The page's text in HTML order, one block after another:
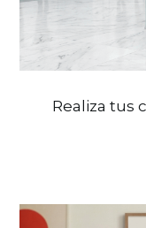
Realiza tus